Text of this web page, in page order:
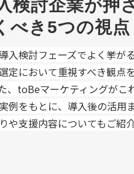
検討企業が押
べき5つの視点
入検討フェーズでよく挙が
定において重視すべき観点
、toBeマーケティングがこ
例をもとに、導入後の活用
や支援内容についてもご紹